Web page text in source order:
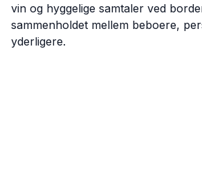
vin og hyggelige samtaler ved
sammenholdet mellem beboere,
yderligere.